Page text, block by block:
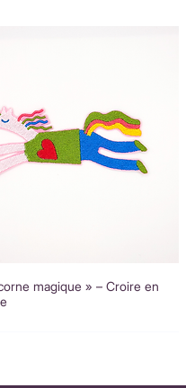
magique » – Croire en